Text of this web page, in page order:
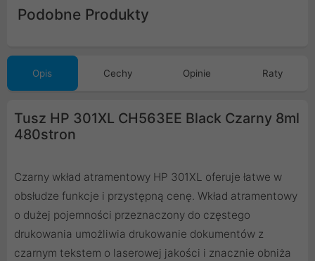
Podobne Produkty
Opis Cechy Opinie Raty
Tusz HP 301XL CH563EE Black Czarny 8ml
480stron
Czarny wkład atramentowy HP 301XL oferuje łatwe w
obsłudze funkcje i przystępną cenę. Wkład atramentowy
o dużej pojemności przeznaczony do częstego
drukowania umożliwia drukowanie dokumentów z
czarnym tekstem o laserowej jakości i znacznie obniża